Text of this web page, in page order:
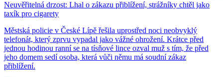
Neuvěřitelná drzost: Lhal o zákazu přiblížení, strážníky chtěl jako
taxík pro cigarety
Městská policie v České Lípě řešila uprostřed noci neobvyklý
telefonát, který zprvu vypadal jako vážné ohrožení. Krátce před
jednou hodinou ranní se na tísňové lince ozval muž s tím, že před
jeho domem sedí osoba, která vůči němu má soudní zákaz
přiblížení.